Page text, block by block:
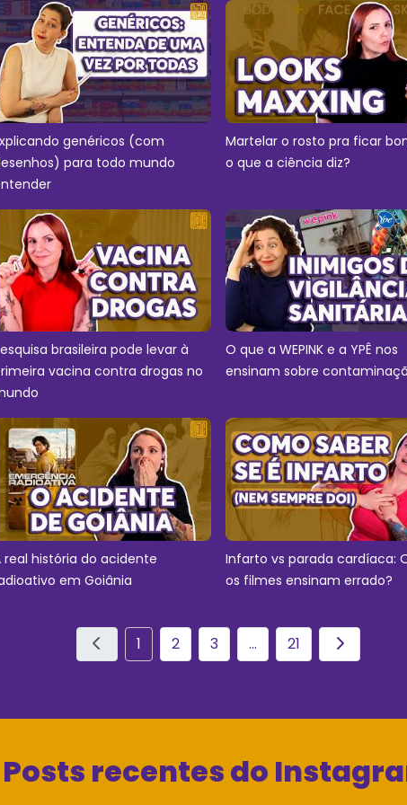
genéricos (com
para todo mundo
Martelar o rosto pra ficar
o que a ciência diz?
brasileira pode levar à
vacina contra drogas no
O que a WEPINK e a YPÊ nos
ensinam sobre
real história do acidente
em Goiânia
Infarto vs parada cardíaca:
os filmes ensinam errado?
1 2 3 ... 21
Posts recentes do